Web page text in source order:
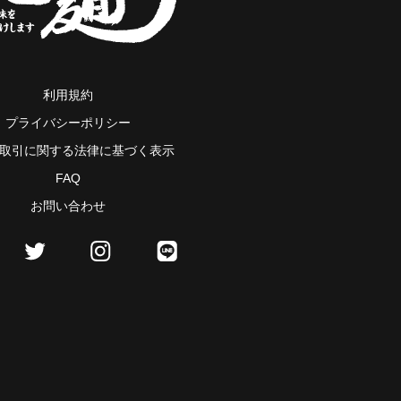
利用規約
プライバシーポリシー
引に関する法律に基づく表示
FAQ
お問い合わせ